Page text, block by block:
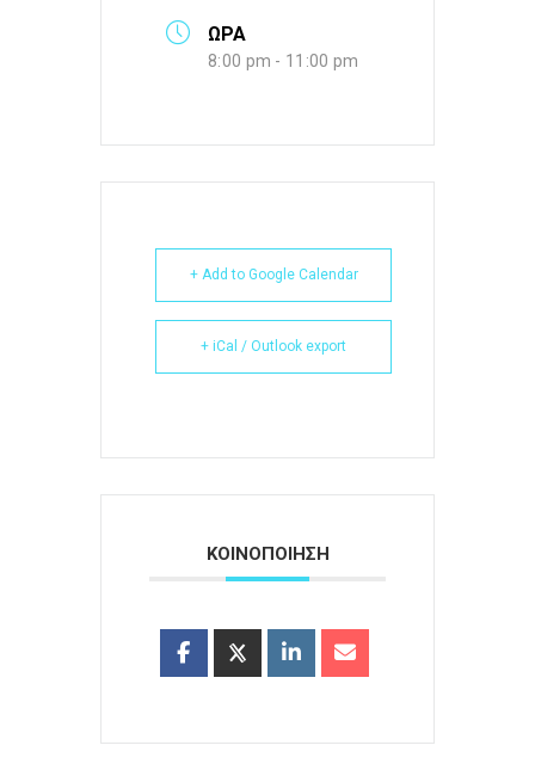
ΩΡΑ
8:00 pm - 11:00 pm
+ Add to Google Calendar
+ iCal / Outlook export
ΚΟΙΝΟΠΟΙΗΣΗ